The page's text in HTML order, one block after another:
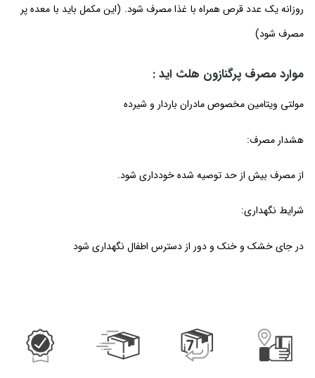
روزانه یک عدد قرص همراه با غذا مصرف شود. (این مکمل باید با معده پر
مصرف شود)
موارد مصرف پرگنازون هلث اید :
مولتی ویتامین مخصوص مادران باردار و شیرده
هشدار مصرف:
از مصرف بیش از حد توصیه شده خودداری شود.
شرایط نگهداری:
در جای خشک و خنک و دور از دسترس اطفال نگهداری شود